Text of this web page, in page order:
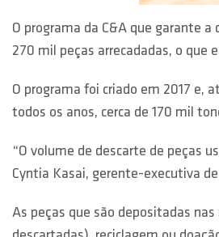
O programa da C&A que garante
270 mil peças arrecadadas, o
O programa foi criado em 2017 e,
todos os anos, cerca de 170 mil
“O volume de descarte de peças
Cyntia Kasai, gerente-executiva de
As peças que são depositadas